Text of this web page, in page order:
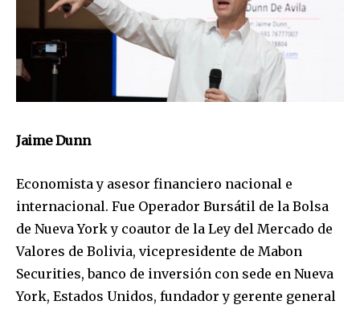
Jaime Dunn
Economista y asesor financiero nacional e
internacional. Fue Operador Bursátil de la Bolsa
de Nueva York y coautor de la Ley del Mercado de
Valores de Bolivia, vicepresidente de Mabon
Securities, banco de inversión con sede en Nueva
York, Estados Unidos, fundador y gerente general